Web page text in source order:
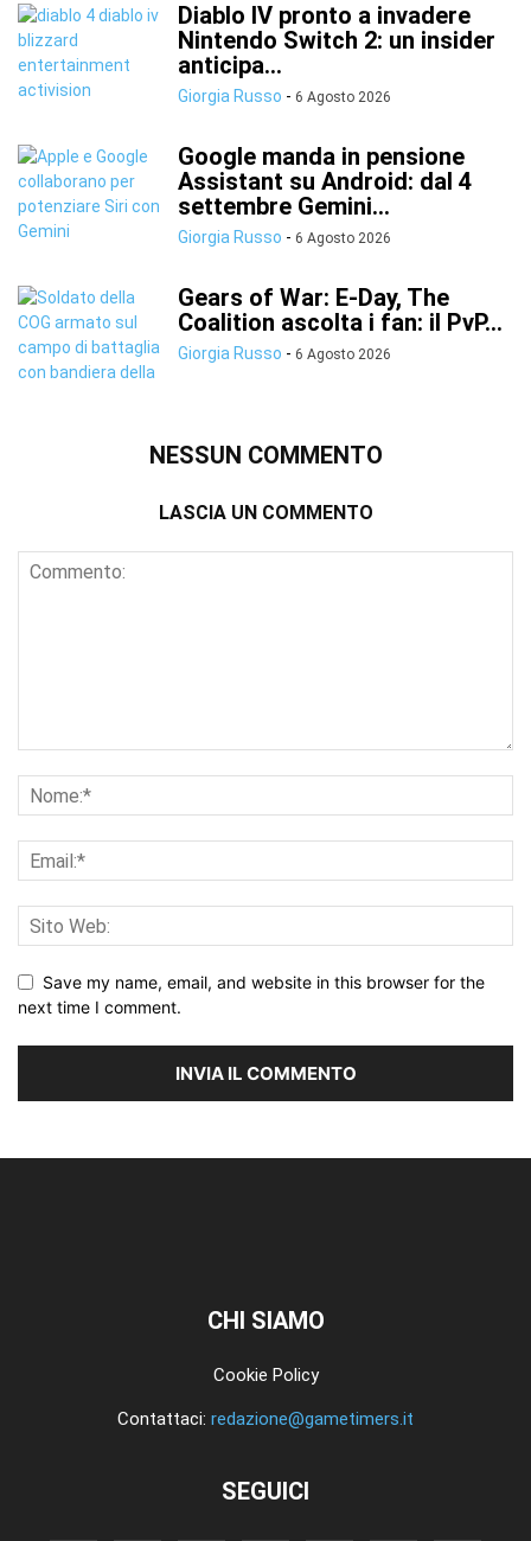
Diablo IV pronto a invadere
Nintendo Switch 2: un insider
anticipa...
Giorgia Russo - 6 Agosto 2026
Google manda in pensione
Assistant su Android: dal 4
settembre Gemini...
Giorgia Russo - 6 Agosto 2026
Gears of War: E-Day, The
Coalition ascolta i fan: il PvP...
Giorgia Russo - 6 Agosto 2026
NESSUN COMMENTO
LASCIA UN COMMENTO
Save my name, email, and website in this browser for the
next time I comment.
CHI SIAMO
Cookie Policy
Contattaci: redazione@gametimers.it
SEGUICI